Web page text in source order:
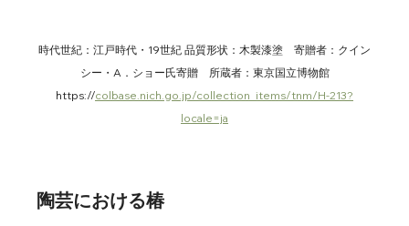
時代世紀：江戸時代・19世紀	品質形状：木製漆塗　寄贈者：クイン
シー・A．ショー氏寄贈　所蔵者：東京国立博物館
https://colbase.nich.go.jp/collection_items/tnm/H-213?
locale=ja
陶芸における椿